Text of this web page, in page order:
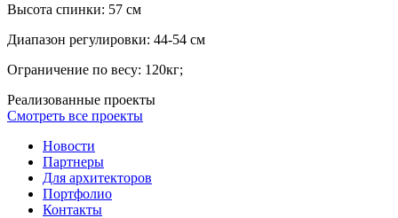
Высота спинки: 57 см
Диапазон регулировки: 44-54 см
Ограничение по весу: 120кг;
Реализованные проекты
Смотреть все проекты
Новости
Партнеры
Для архитекторов
Портфолио
Контакты